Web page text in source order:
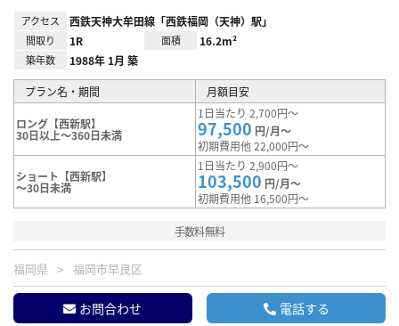
アクセス 西鉄天神大牟田線「西鉄福岡（天神）駅」
間取り 1R 面積 16.2m²
築年数 1988年 1月 築
プラン名・期間 月額目安
ロング【西新駅】
30日以上～360日未満
1日当たり 2,700円～
97,500 円/月～
初期費用他 22,000円～
ショート【西新駅】
～30日未満
1日当たり 2,900円～
103,500 円/月～
初期費用他 16,500円～
手数料無料
福岡県 福岡市早良区
お問合わせ 電話する